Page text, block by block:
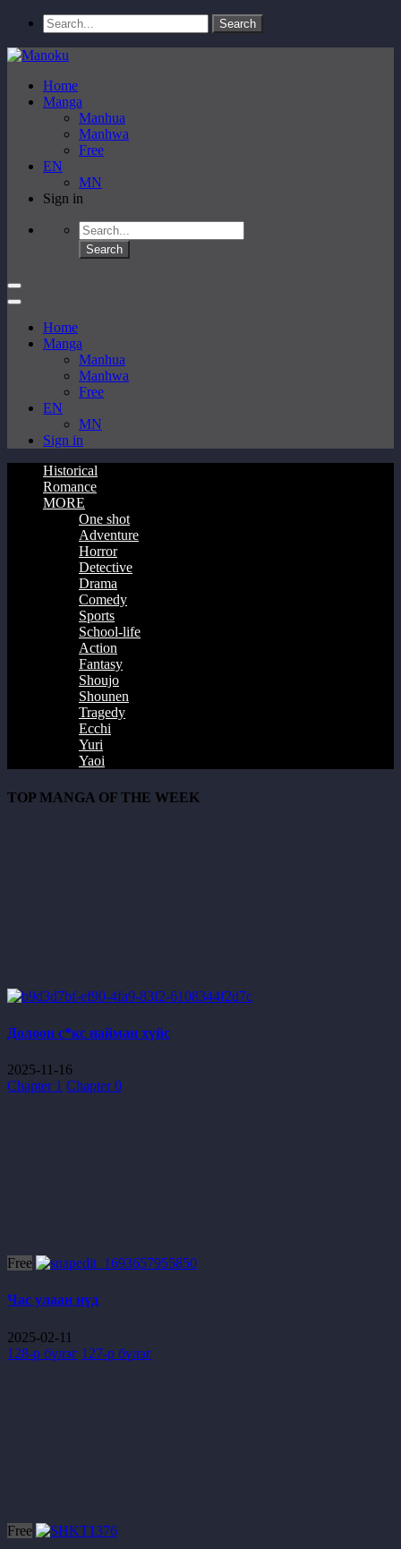
Home
Manga
Manhua
Manhwa
Free
EN
MN
Sign in
Home
Manga
Manhua
Manhwa
Free
EN
MN
Sign in
Historical
Romance
MORE
One shot
Adventure
Horror
Detective
Drama
Comedy
Sports
School-life
Action
Fantasy
Shoujo
Shounen
Tragedy
Ecchi
Yuri
Yaoi
TOP MANGA OF THE WEEK
Долоон с*кс найман хүйс
2025-11-16
Chapter 1 Chapter 0
Free
Час улаан нүд
2025-02-11
128-р бүлэг 127-р бүлэг
Free